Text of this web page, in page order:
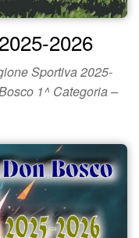
2026
Sportiva 2025-
1^ Categoria –